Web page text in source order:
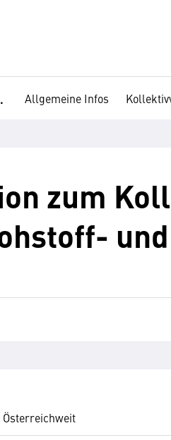
Allgemeine Infos
zum
Österreichweit